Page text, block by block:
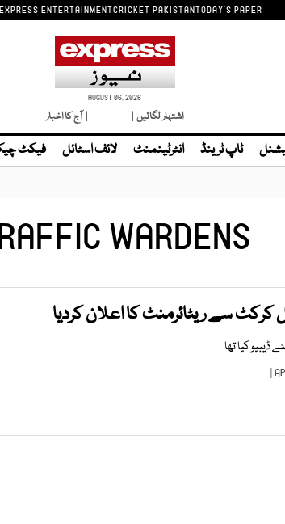
EXPRESS ENTERTAINMENTCRICKET PAKISTANTODAY'S PAPER
AUGUST 06, 2026
اشتہار لگائیں | | آج کا اخبار
ٹاپ ٹرینڈ انٹرٹینمنٹ لائف اسٹائل فیکٹ
WARDENS
کرکٹ سے ریٹائرمنٹ کا اعلان کردیا